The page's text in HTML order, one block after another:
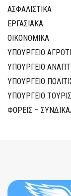
ΑΣΦΑΛΙΣΤΙΚΑ
ΕΡΓΑΣΙΑΚΑ
ΟΙΚΟΝΟΜΙΚΑ
ΥΠΟΥΡΓΕΙΟ
ΥΠΟΥΡΓΕΙΟ
ΥΠΟΥΡΓΕΙΟ
ΥΠΟΥΡΓΕΙΟ
ΦΟΡΕΙΣ –